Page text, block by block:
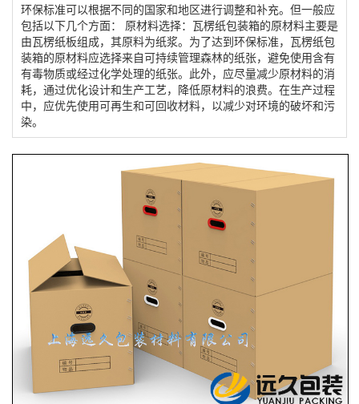
环保标准可以根据不同的国家和地区进行调整和补充。但一般应
包括以下几个方面： 原材料选择：瓦楞纸包装箱的原材料主要是
由瓦楞纸板组成，其原料为纸浆。为了达到环保标准，瓦楞纸包
装箱的原材料应选择来自可持续管理森林的纸张，避免使用含有
有毒物质或经过化学处理的纸张。此外，应尽量减少原材料的消
耗，通过优化设计和生产工艺，降低原材料的浪费。在生产过程
中，应优先使用可再生和可回收材料，以减少对环境的破坏和污
染。